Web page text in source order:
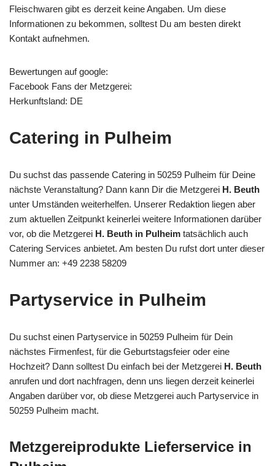
Fleischwaren gibt es derzeit keine Angaben. Um diese
Informationen zu bekommen, solltest Du am besten direkt
Kontakt aufnehmen.
Bewertungen auf google:
Facebook Fans der Metzgerei:
Herkunftsland: DE
Catering in Pulheim
Du suchst das passende Catering in 50259 Pulheim für Deine
nächste Veranstaltung? Dann kann Dir die Metzgerei H. Beuth
unter Umständen weiterhelfen. Unserer Redaktion liegen aber
zum aktuellen Zeitpunkt keinerlei weitere Informationen darüber
vor, ob die Metzgerei H. Beuth in Pulheim tatsächlich auch
Catering Services anbietet. Am besten Du rufst dort unter dieser
Nummer an: +49 2238 58209
Partyservice in Pulheim
Du suchst einen Partyservice in 50259 Pulheim für Dein
nächstes Firmenfest, für die Geburtstagsfeier oder eine
Hochzeit? Dann solltest Du einfach bei der Metzgerei H. Beuth
anrufen und dort nachfragen, denn uns liegen derzeit keinerlei
Angaben darüber vor, ob diese Metzgerei auch Partyservice in
50259 Pulheim macht.
Metzgereiprodukte Lieferservice in